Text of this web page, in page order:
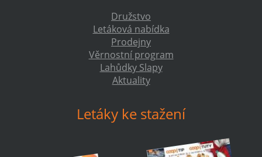
Družstvo
Letáková nabídka
Prodejny
Věrnostní program
Lahůdky Slapy
Aktuality
Letáky ke stažení